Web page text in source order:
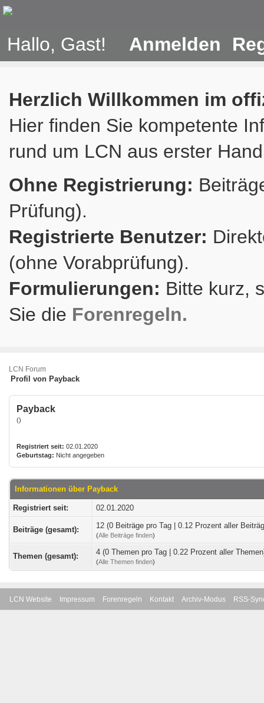
Hallo, Gast! Anmelden
Herzlich Willkommen im
Hier finden Sie kompetente
rund um LCN aus erster
Ohne Registrierung:
Prüfung).
Registrierte Benutzer:
(ohne Vorabprüfung).
Formulierungen: Bitte kurz,
Sie die Forenregeln.
LCN Forum
Profil von Payback
Payback
()
Registriert seit: 02.01.2020
Geburtstag: Nicht angegeben
Informationen über Payback
Registriert seit: 02.01.2020
Beiträge (gesamt): 12 (0 Beiträge pro Tag | 0.12 Prozent aller
(Alle Beiträge finden)
Themen (gesamt): 4 (0 Themen pro Tag | 0.22 Prozent aller
(Alle Themen finden)
LCN Website Impressum Forenregeln Kontakt Archiv-Modus RSS-